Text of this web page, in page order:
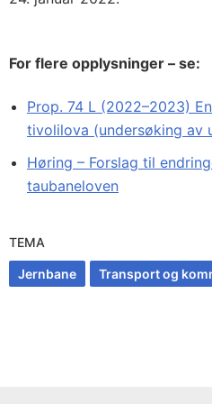
For flere opplysninger – se:
Prop. 74 L (2022–2023)
tivolilova (undersøking av
Høring – Forslag til
taubaneloven
TEMA
Jernbane Transport og